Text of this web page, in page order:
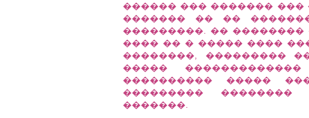
������ ��� �������
������� �� ��
���������. ��
���� �� � ����� ����
��������, ���������
�����
���������� �����
��������� ��������
�������.